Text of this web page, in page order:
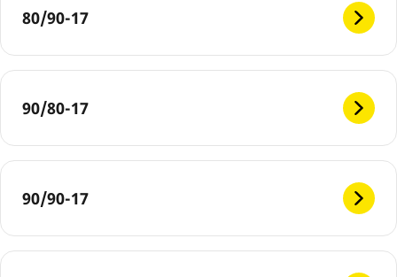
80/90-17
90/80-17
90/90-17